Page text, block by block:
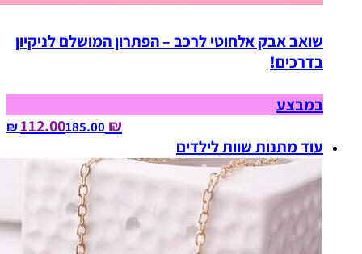
שואב אבק אלחוטי לרכב – הפתרון המושלם לניקיון
בדרכים!
במבצע
₪ 112.00
185.00‏ ₪
עוד מתנות שוות לילדים